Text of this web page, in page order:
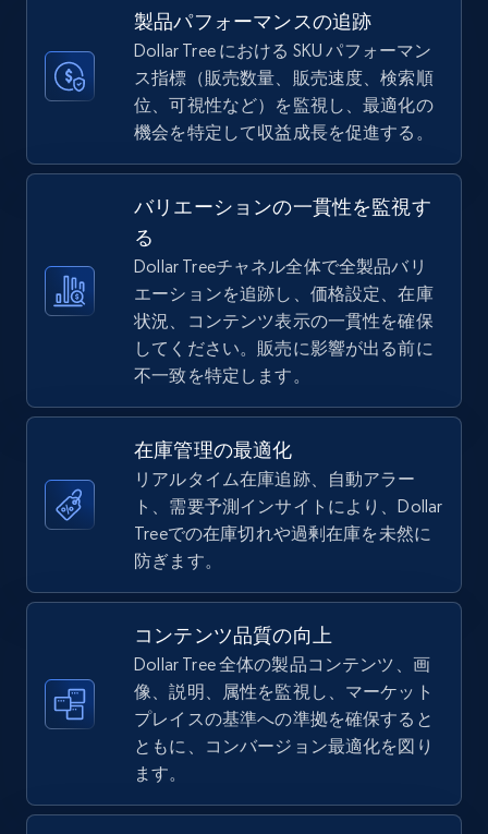
875+ 今すぐ始める
TikTok Shop
URL, Title, Available, Description, Currency, Initial
price, Final price, Discount percent, and more.
5.4K+ 667+ 今すぐ始める
URL, Title, Available, Description, Currency, Initial
price, Final price, Discount percent, and more.
5.4K+ 667+ 今すぐ始める
TikTok Shop - Collect TikTok shop products
URL, Title, Available, Description, Currency, Initial
price, Final price, Discount percent, and more.
製品パフォーマンスの追跡
Dollar Tree における SKU パフォーマン
ス指標（販売数量、販売速度、検索順
位、可視性など）を監視し、最適化の
機会を特定して収益成長を促進する。
バリエーションの一貫性を監視す
る
Dollar Treeチャネル全体で全製品バリ
エーションを追跡し、価格設定、在庫
状況、コンテンツ表示の一貫性を確保
してください。販売に影響が出る前に
不一致を特定します。
在庫管理の最適化
リアルタイム在庫追跡、自動アラー
ト、需要予測インサイトにより、Dollar
Treeでの在庫切れや過剰在庫を未然に
防ぎます。
コンテンツ品質の向上
Dollar Tree 全体の製品コンテンツ、画
像、説明、属性を監視し、マーケット
プレイスの基準への準拠を確保すると
ともに、コンバージョン最適化を図り
ます。